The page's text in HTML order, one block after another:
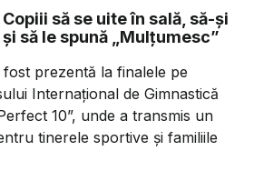
să se uite în sală, să-și
să le spună „Mulțumesc”
prezentă la finalele pe
Internațional de Gimnastică
10”, unde a transmis un
tinerele sportive și familiile